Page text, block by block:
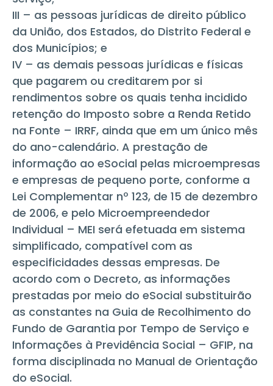
III – as pessoas jurídicas de direito público
da União, dos Estados, do Distrito Federal e
dos Municípios; e
IV – as demais pessoas jurídicas e físicas
que pagarem ou creditarem por si
rendimentos sobre os quais tenha incidido
retenção do Imposto sobre a Renda Retido
na Fonte – IRRF, ainda que em um único mês
do ano-calendário. A prestação de
informação ao eSocial pelas microempresas
e empresas de pequeno porte, conforme a
Lei Complementar nº 123, de 15 de dezembro
de 2006, e pelo Microempreendedor
Individual – MEI será efetuada em sistema
simplificado, compatível com as
especificidades dessas empresas. De
acordo com o Decreto, as informações
prestadas por meio do eSocial substituirão
as constantes na Guia de Recolhimento do
Fundo de Garantia por Tempo de Serviço e
Informações à Previdência Social – GFIP, na
forma disciplinada no Manual de Orientação
do eSocial.